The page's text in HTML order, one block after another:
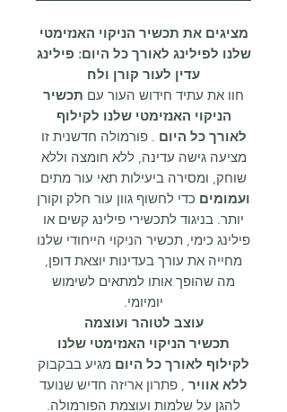
מציגים את תכשיר הניקוי האנזימטי
שלנו לפילינג לאורך כל היום: פילינג
עדין לעור קורן ולח
חוו את עתיד חידוש העור עם תכשיר
הניקוי האנזימטי שלנו לקילוף
לאורך כל היום . פורמולה חדשנית זו
מציעה גישה עדינה, ללא חומצה וללא
שוחק, ומסירה ביעילות תאי עור מתים
ועמומים כדי לחשוף גוון עור חלק וקורן
יותר. בניגוד לתכשירי פילינג קשים או
פילינג כימי, תכשיר הניקוי הייחודי שלנו
מחייה את עורך בעדינות יוצאת דופן,
מה שהופך אותו למתאים לשימוש
יומיומי.
עוצב לטוהר ועוצמה
תכשיר הניקוי האנזימטי שלנו
לקילוף לאורך כל היום מגיע בבקבוק
ללא אוויר , פתרון אריזה חדיש שנועד
להגן על שלמות ועוצמת הפורמולה.